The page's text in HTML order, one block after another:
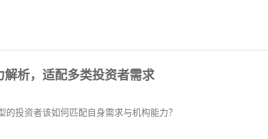
解析，适配多类投资者需求
投资者该如何匹配自身需求与机构能力？